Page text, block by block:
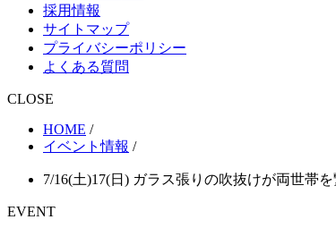
採用情報
サイトマップ
プライバシーポリシー
よくある質問
CLOSE
HOME /
イベント情報 /
7/16(土)17(日) ガラス張りの吹抜けが両世帯
EVENT